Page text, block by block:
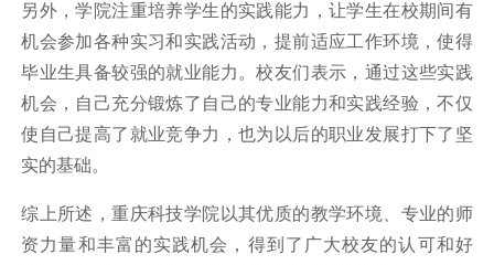
另外，学院注重培养学生的实践能力，让学生在校期间有
机会参加各种实习和实践活动，提前适应工作环境，使得
毕业生具备较强的就业能力。校友们表示，通过这些实践
机会，自己充分锻炼了自己的专业能力和实践经验，不仅
使自己提高了就业竞争力，也为以后的职业发展打下了坚
实的基础。
综上所述，重庆科技学院以其优质的教学环境、专业的师
资力量和丰富的实践机会，得到了广大校友的认可和好